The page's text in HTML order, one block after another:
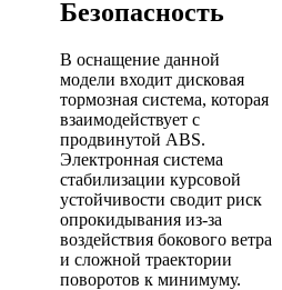
Безопасность
В оснащение данной
модели входит дисковая
тормозная система, которая
взаимодействует с
продвинутой ABS.
Электронная система
стабилизации курсовой
устойчивости сводит риск
опрокидывания из-за
воздействия бокового ветра
и сложной траектории
поворотов к минимуму.